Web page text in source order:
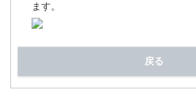
ます。
戻る